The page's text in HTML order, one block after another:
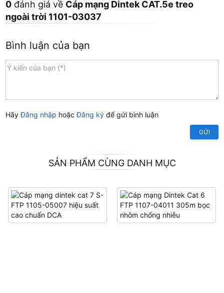
0 đánh giá về Cáp mạng Dintek CAT.5e treo
ngoài trời 1101-03037
Bình luận của bạn
HãyĐăng nhập hoặcĐăng ký để gửi bình luận
GỬI
SẢN PHẨM CÙNG DANH MỤC